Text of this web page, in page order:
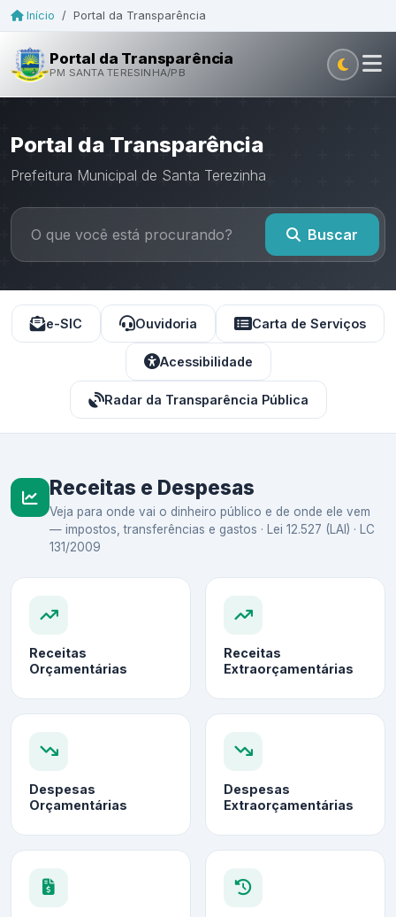
Início / Portal da Transparência
Portal da Transparência
PM SANTA TERESINHA/PB
Portal da Transparência
Prefeitura Municipal de Santa Terezinha
Buscar
e-SIC Ouvidoria Carta de Serviços
Acessibilidade
Radar da Transparência Pública
Receitas e Despesas
Veja para onde vai o dinheiro público e de onde ele vem
— impostos, transferências e gastos · Lei 12.527 (LAI) · LC
131/2009
Receitas
Orçamentárias
Receitas
Extraorçamentárias
Despesas
Orçamentárias
Despesas
Extraorçamentárias